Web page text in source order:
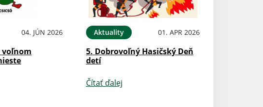
04. JÚN 2026
voľnom
Aktuality 01. APR 2026
5. Dobrovoľný Hasičský Deň
detí
Čítať ďalej